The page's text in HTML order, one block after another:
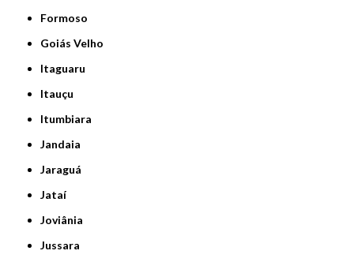
Formoso
Goiás Velho
Itaguaru
Itauçu
Itumbiara
Jandaia
Jaraguá
Jataí
Joviânia
Jussara